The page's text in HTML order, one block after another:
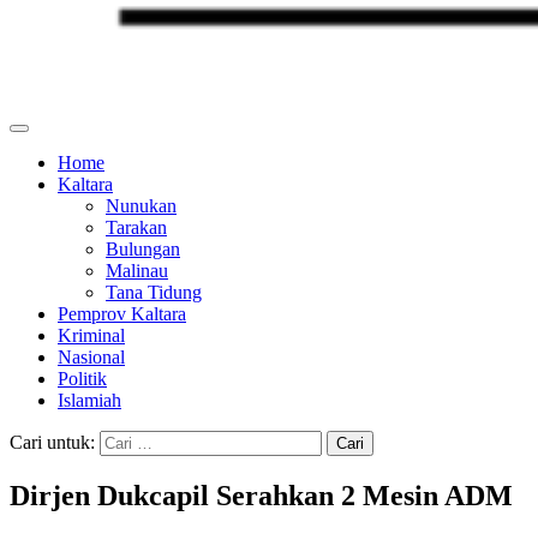
Home
Kaltara
Nunukan
Tarakan
Bulungan
Malinau
Tana Tidung
Pemprov Kaltara
Kriminal
Nasional
Politik
Islamiah
Cari untuk:
Dirjen Dukcapil Serahkan 2 Mesin ADM